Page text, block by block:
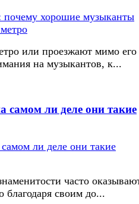
или проезжают мимо его
на музыкантов, к...
самом ли деле они такие
часто
благодаря своим до...